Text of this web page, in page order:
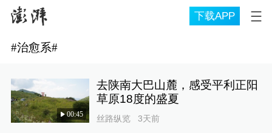
下载APP
#治愈系#
00:45
去陕南大巴山麓，感受平利正阳
草原18度的盛夏
丝路纵览 3天前